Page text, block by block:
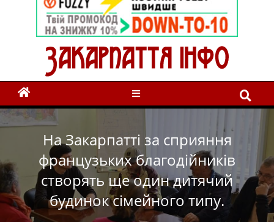
На Закарпатті за сприяння
французьких благодійників
створять ще один дитячий
будинок сімейного типу.